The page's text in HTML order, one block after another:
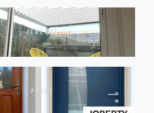
fenêtre
porte